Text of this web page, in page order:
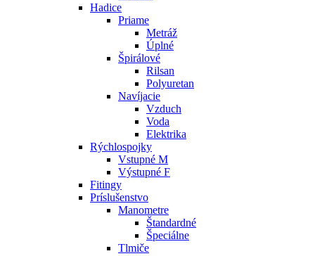
Hadice
Priame
Metráž
Úplné
Špirálové
Rilsan
Polyuretan
Navíjacie
Vzduch
Voda
Elektrika
Rýchlospojky
Vstupné M
Výstupné F
Fitingy
Príslušenstvo
Manometre
Štandardné
Špeciálne
Tlmiče